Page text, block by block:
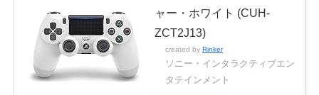
ャー・ホワイト (CUH-
ZCT2J13)
created by Rinker
ソニー・インタラクティブエン
タテインメント